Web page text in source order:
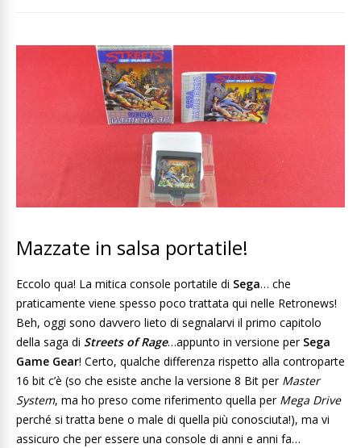
Mazzate in salsa portatile!
Eccolo qua! La mitica console portatile di Sega… che
praticamente viene spesso poco trattata qui nelle Retronews!
Beh, oggi sono davvero lieto di segnalarvi il primo capitolo
della saga di Streets of Rage…appunto in versione per Sega
Game Gear! Certo, qualche differenza rispetto alla controparte
16 bit c’è (so che esiste anche la versione 8 Bit per Master
System, ma ho preso come riferimento quella per Mega Drive
perché si tratta bene o male di quella più conosciuta!), ma vi
assicuro che per essere una console di anni e anni fa…